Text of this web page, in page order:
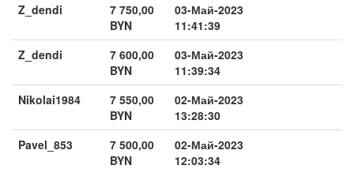
Z_dendi
7 750,00
BYN
03-Май-2023
11:41:39
Z_dendi
7 600,00
BYN
03-Май-2023
11:39:34
Nikolai1984
7 550,00
BYN
02-Май-2023
13:28:30
Pavel_853
7 500,00
BYN
02-Май-2023
12:03:34